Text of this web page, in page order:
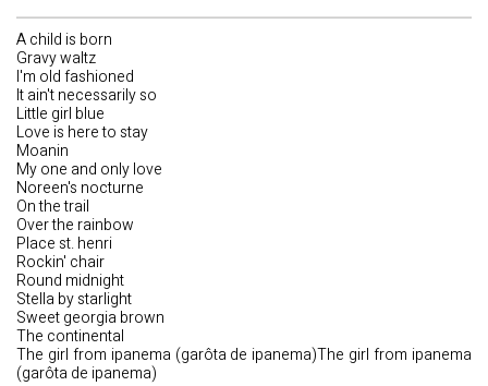
A child is born
Gravy waltz
I'm old fashioned
It ain't necessarily so
Little girl blue
Love is here to stay
Moanin
My one and only love
Noreen's nocturne
On the trail
Over the rainbow
Place st. henri
Rockin' chair
Round midnight
Stella by starlight
Sweet georgia brown
The continental
The girl from ipanema (garôta de ipanema)The girl from ipanema
(garôta de ipanema)